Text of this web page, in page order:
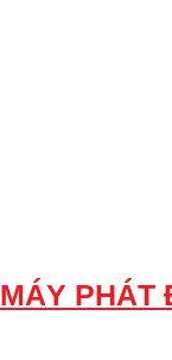
MÁY PHÁT